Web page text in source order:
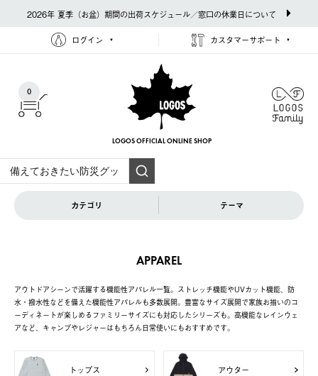
2026年 夏季（お盆）期間の出荷スケジュール／窓口の休業日について
ログイン カスタマーサポート
0
LOGOS OFFICIAL ONLINE SHOP
カテゴリ テーマ
APPAREL
アウトドアシーンで活躍する機能性アパレル一覧。ストレッチ機能やUVカット機能、防
水・撥水性などを備えた機能性アパレルも多数展開。豊富なサイズ展開で家族お揃いのコ
ーディネートが楽しめるファミリーサイズにも対応したシリーズも。高機能なレインウェ
アなど、キャンプやレジャーはもちろん日常使いにもおすすめです。
トップス アウター